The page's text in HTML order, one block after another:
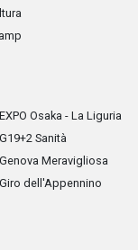
EXPO Osaka - La Liguria
G19+2 Sanità
Genova Meravigliosa
Giro dell'Appennino